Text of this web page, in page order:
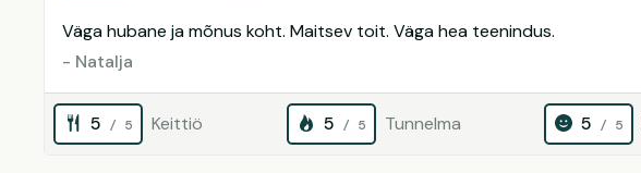
Väga hubane ja mõnus koht. Maitsev toit. Väga hea teenindus.
- Natalja
5 / 5 Keittiö 5 / 5 Tunnelma 5 / 5